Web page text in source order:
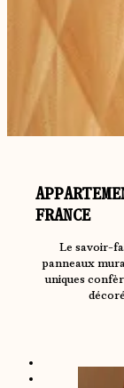
FRANCE
Le savoir-
panneaux
uniques